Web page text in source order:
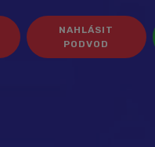
NAHLÁSIT
PODVOD